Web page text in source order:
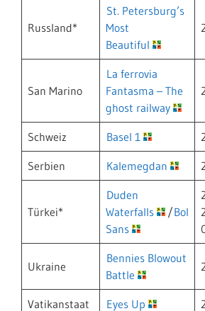
Russland*
St. Petersburg’s
Most
Beautiful
San Marino
La ferrovia
Fantasma – The
ghost railway
Schweiz Basel 1
Serbien Kalemegdan
Türkei*
Duden
Waterfalls
/Bol
Sans
Ukraine
Bennies Blowout
Battle
Vatikanstaat Eyes Up